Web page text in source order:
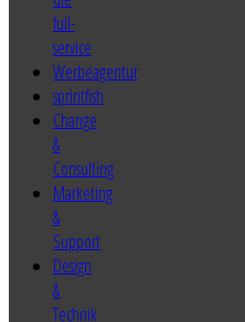
sprintfish
Change
&
Consulting
Marketing
&
Support
Design
&
Technik